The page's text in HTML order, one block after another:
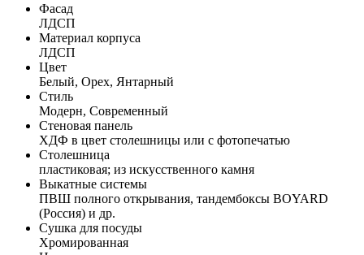
Фасад
ЛДСП
Материал корпуса
ЛДСП
Цвет
Белый, Орех, Янтарный
Стиль
Модерн, Современный
Стеновая панель
ХДФ в цвет столешницы или с фотопечатью
Столешница
пластиковая; из искусственного камня
Выкатные системы
ПВШ полного открывания, тандембоксы BOYARD
(Россия) и др.
Сушка для посуды
Хромированная